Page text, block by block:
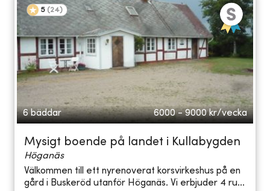
5 (24)
6 bäddar 6000 - 9000 kr/vecka
Mysigt boende på landet i Kullabygden
Höganäs
Välkommen till ett nyrenoverat korsvirkeshus på en
gård i Buskeröd utanför Höganäs. Vi erbjuder 4 ru...